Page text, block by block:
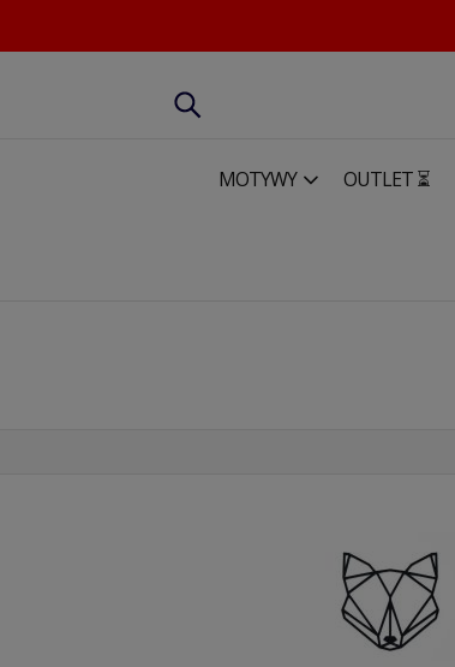
MOTYWY OUTLET ⏳